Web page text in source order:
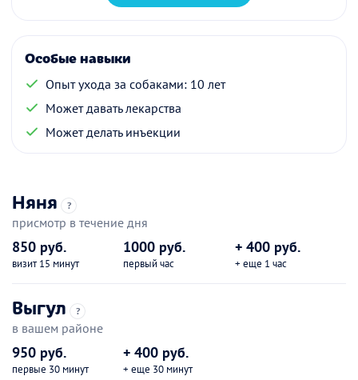
Особые навыки
Опыт ухода за собаками: 10 лет
Может давать лекарства
Может делать инъекции
Няня ?
присмотр в течение дня
850 руб.
визит 15 минут
1000 руб.
первый час
+ 400 руб.
+ еще 1 час
Выгул ?
в вашем районе
950 руб.
первые 30 минут
+ 400 руб.
+ еще 30 минут